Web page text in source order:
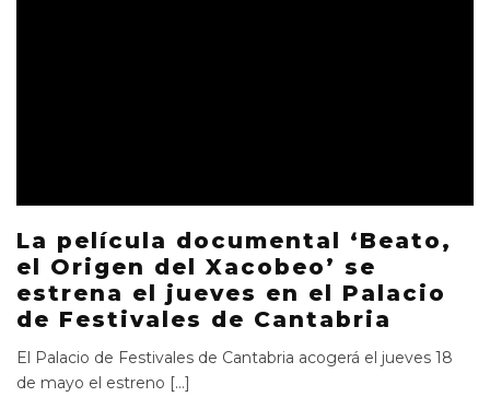
La película documental ‘Beato,
el Origen del Xacobeo’ se
estrena el jueves en el Palacio
de Festivales de Cantabria
El Palacio de Festivales de Cantabria acogerá el jueves 18
de mayo el estreno […]